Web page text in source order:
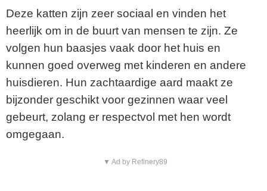
Deze katten zijn zeer sociaal en vinden het
heerlijk om in de buurt van mensen te zijn. Ze
volgen hun baasjes vaak door het huis en
kunnen goed overweg met kinderen en andere
huisdieren. Hun zachtaardige aard maakt ze
bijzonder geschikt voor gezinnen waar veel
gebeurt, zolang er respectvol met hen wordt
omgegaan.
▼ Ad by Refinery89